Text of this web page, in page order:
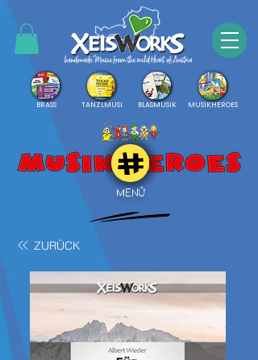
BRASS TANZLMUSI BLASMUSIK MUSIKHEROES
MENÜ
ZURÜCK